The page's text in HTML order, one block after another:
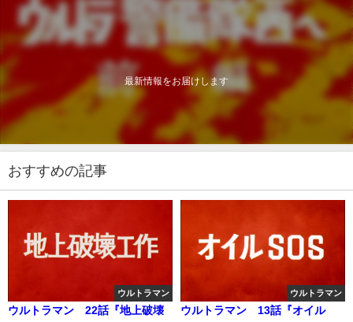
最新情報をお届けします
おすすめの記事
ウルトラマン
ウルトラマン 22話『地上破壊
ウルトラマン
ウルトラマン 13話『オイル